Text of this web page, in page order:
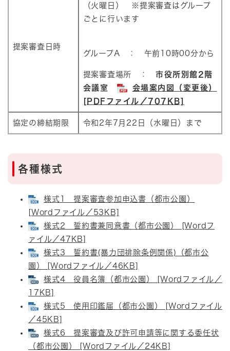
提案審査日時
（火曜日） ※提案審査はグループ
ごとに行います
グループA ： 午前10時00分から
提案審査場所 ：市役所別館2階
会議室
会場案内図（変更後）
[PDFファイル／707KB]
協定の締結期限 令和2年7月22日（水曜日）まで
各種様式
様式1 提案審査参加申込書（都市公園）
[Wordファイル／53KB]
様式2 誓約書兼同意書（都市公園） [Wordフ
ァイル／47KB]
様式3 誓約書(暴力団排除条例関係)（都市公
園） [Wordファイル／46KB]
様式4 役員名簿（都市公園） [Wordファイル／
17KB]
様式5 使用印鑑届（都市公園） [Wordファイル
／45KB]
様式6 提案審査及び許可申請等に関する委任状
（都市公園） [Wordファイル／24KB]